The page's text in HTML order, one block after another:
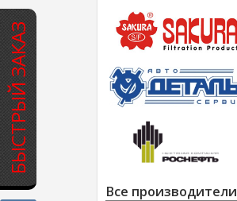
БЫСТРЫЙ ЗАКАЗ
Все производители